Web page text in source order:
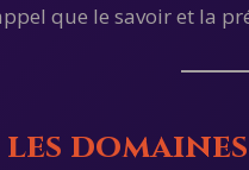
que le savoir et la
domaines